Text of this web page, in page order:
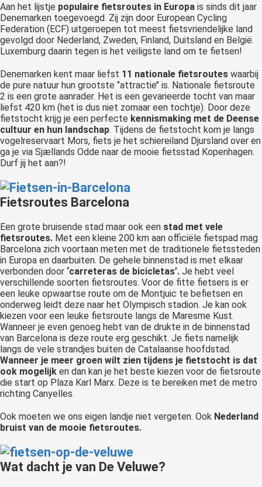
Aan het lijstje populaire fietsroutes in Europa is sinds dit jaar
Denemarken toegevoegd. Zij zijn door European Cycling
Federation (ECF) uitgeroepen tot meest fietsvriendelijke land
gevolgd door Nederland, Zweden, Finland, Duitsland en België.
Luxemburg daarin tegen is het veiligste land om te fietsen!
Denemarken kent maar liefst 11 nationale fietsroutes waarbij
de pure natuur hun grootste ‘’attractie’’ is. Nationale fietsroute
2 is een grote aanrader. Het is een gevarieerde tocht van maar
liefst 420 km (het is dus niet zomaar een tochtje). Door deze
fietstocht krijg je een perfecte kennismaking met de Deense
cultuur en hun landschap. Tijdens de fietstocht kom je langs
vogelreservaart Mors, fiets je het schiereiland Djursland over en
ga je via Sjællands Odde naar de mooie fietsstad Kopenhagen.
Durf jij het aan?!
Fietsroutes Barcelona
Een grote bruisende stad maar ook een stad met vele
fietsroutes. Met een kleine 200 km aan officiële fietspad mag
Barcelona zich voortaan meten met de traditionele fietssteden
in Europa en daarbuiten. De gehele binnenstad is met elkaar
verbonden door ‘carreteras de bicicletas’. Je hebt veel
verschillende soorten fietsroutes. Voor de fitte fietsers is er
een leuke opwaartse route om de Montjuic te befietsen en
onderweg leidt deze naar het Olympisch stadion. Je kan ook
kiezen voor een leuke fietsroute langs de Maresme Kust.
Wanneer je even genoeg hebt van de drukte in de binnenstad
van Barcelona is deze route erg geschikt. Je fiets namelijk
langs de vele strandjes buiten de Catalaanse hoofdstad.
Wanneer je meer groen wilt zien tijdens je fietstocht is dat
ook mogelijk en dan kan je het beste kiezen voor de fietsroute
die start op Plaza Karl Marx. Deze is te bereiken met de metro
richting Canyelles.
Ook moeten we ons eigen landje niet vergeten. Ook Nederland
bruist van de mooie fietsroutes.
Wat dacht je van De Veluwe?